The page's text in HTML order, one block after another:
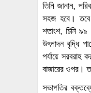
তিনি জানান,
সহজ হবে। তবে
শতাংশ, চিনি
উৎপাদন বৃদ্ধি
পর্যায়ে সরবরাহ
বাজারের ওপর।
সভাপতির